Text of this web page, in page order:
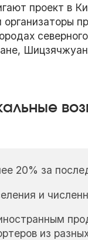
проект в
20% за
и
из